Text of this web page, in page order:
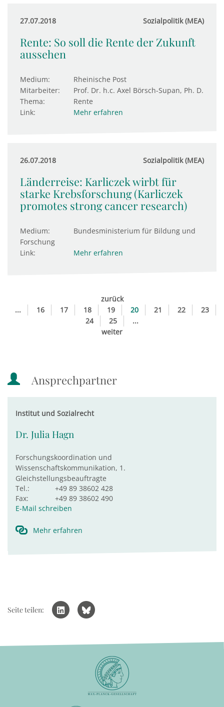
27.07.2018 Sozialpolitik (MEA)
Rente: So soll die Rente der Zukunft
aussehen
Medium:
Rheinische Post
Mitarbeiter:
Prof. Dr. h.c. Axel Börsch-Supan, Ph. D.
Thema:
Rente
Link:
Mehr erfahren
26.07.2018 Sozialpolitik (MEA)
Länderreise: Karliczek wirbt für
starke Krebsforschung (Karliczek
promotes strong cancer research)
Medium:
Bundesministerium für Bildung und
Forschung
Link:
Mehr erfahren
zurück
...
16 17 18 19 20 21 22
23
24
25
...
weiter
Ansprechpartner
Institut und Sozialrecht
Dr. Julia Hagn
Forschungskoordination und
Wissenschaftskommunikation, 1.
Gleichstellungsbeauftragte
Tel.:
+49 89 38602 428
Fax:
+49 89 38602 490
E-Mail schreiben
Mehr erfahren
Seite teilen: